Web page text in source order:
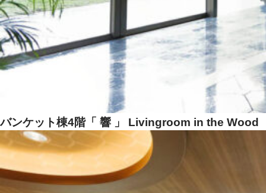
バンケット棟4階「 響 」 Livingroom in the Wood